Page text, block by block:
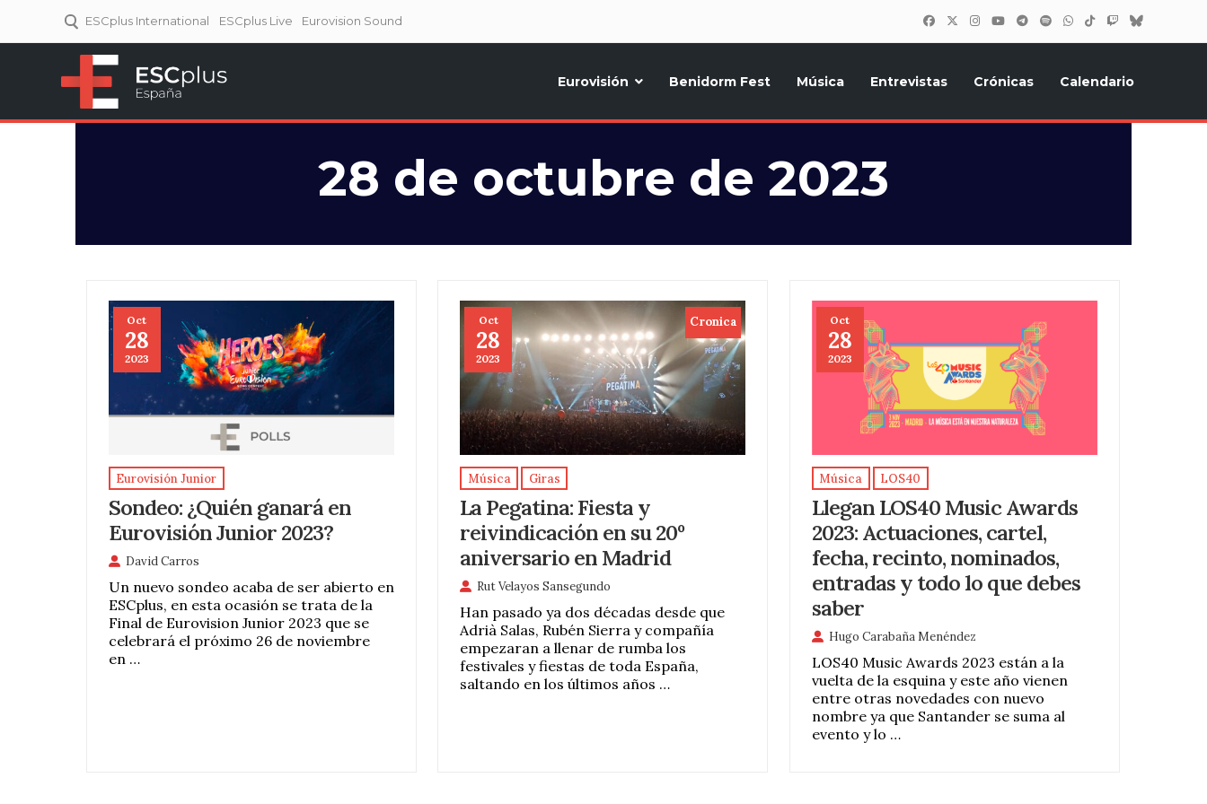
ESCplus International ESCplus Live Eurovision Sound
Eurovisión Benidorm Fest Música Entrevistas Crónicas Calendario
28 de octubre de 2023
Oct
28
2023
Eurovisión Junior
Sondeo: ¿Quién ganará en
Eurovisión Junior 2023?
David Carros
Un nuevo sondeo acaba de ser abierto en
ESCplus, en esta ocasión se trata de la
Final de Eurovision Junior 2023 que se
celebrará el próximo 26 de noviembre
en …
Oct
28
2023
Cronica
Música Giras
La Pegatina: Fiesta y
reivindicación en su 20º
aniversario en Madrid
Rut Velayos Sansegundo
Han pasado ya dos décadas desde que
Adrià Salas, Rubén Sierra y compañía
empezaran a llenar de rumba los
festivales y fiestas de toda España,
saltando en los últimos años …
Oct
28
2023
Música LOS40
Llegan LOS40 Music Awards
2023: Actuaciones, cartel,
fecha, recinto, nominados,
entradas y todo lo que debes
saber
Hugo Carabaña Menéndez
LOS40 Music Awards 2023 están a la
vuelta de la esquina y este año vienen
entre otras novedades con nuevo
nombre ya que Santander se suma al
evento y lo …